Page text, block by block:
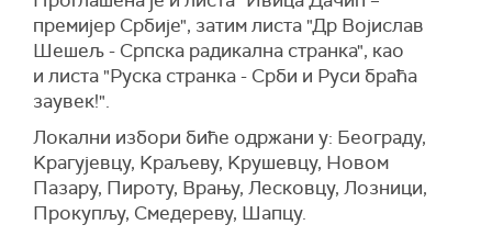
премијер Србије", затим листа "Др Војислав
Шешељ - Српска радикална странка", као
и листа "Руска странка - Срби и Руси браћа
заувек!".
Локални избори биће одржани у: Београду,
Kрагујевцу, Kраљеву, Kрушевцу, Новом
Пазару, Пироту, Врању, Лесковцу, Лозници,
Прокупљу, Смедереву, Шапцу.